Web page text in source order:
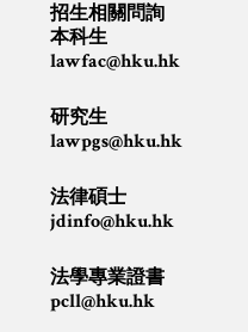
招生相關問詢
本科生
lawfac@hku.hk
研究生
lawpgs@hku.hk
法律碩士
jdinfo@hku.hk
法學專業證書
pcll@hku.hk